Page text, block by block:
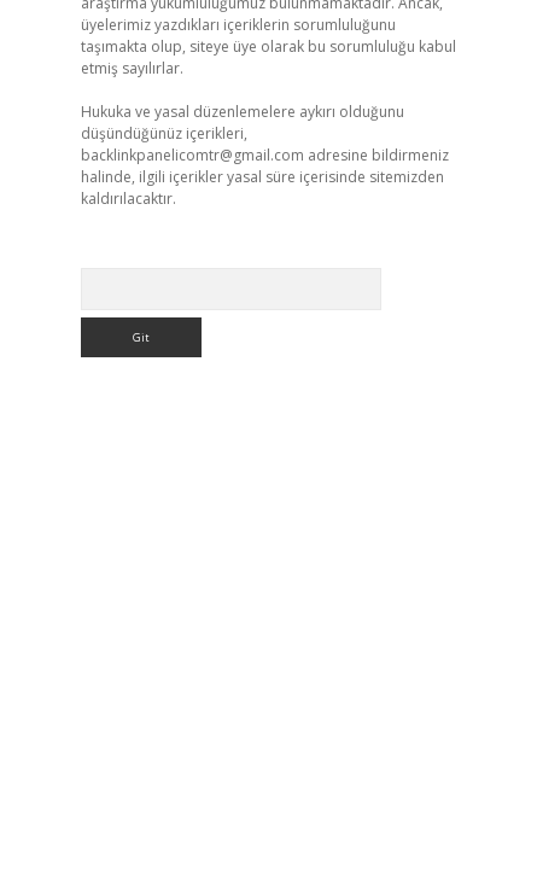
üyelerimiz yazdıkları içeriklerin sorumluluğunu
taşımakta olup, siteye üye olarak bu sorumluluğu kabul
etmiş sayılırlar.
Hukuka ve yasal düzenlemelere aykırı olduğunu
düşündüğünüz içerikleri,
backlinkpanelicomtr@gmail.com adresine bildirmeniz
halinde, ilgili içerikler yasal süre içerisinde sitemizden
kaldırılacaktır.